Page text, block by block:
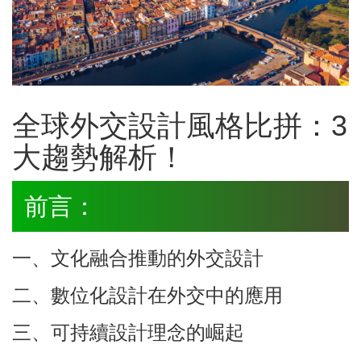
全球外交設計風格比拼：3
大趨勢解析！
前言：
一、文化融合推動的外交設計
二、數位化設計在外交中的應用
三、可持續設計理念的崛起